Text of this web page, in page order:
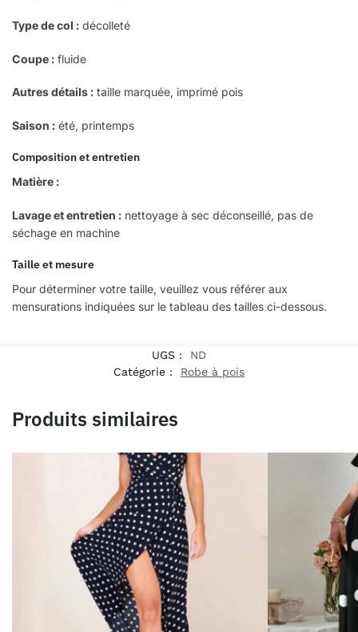
Type de col : décolleté
Coupe : fluide
Autres détails : taille marquée, imprimé pois
Saison : été, printemps
Composition et entretien
Matière :
Lavage et entretien : nettoyage à sec déconseillé, pas de
séchage en machine
Taille et mesure
Pour déterminer votre taille, veuillez vous référer aux
mensurations indiquées sur le tableau des tailles ci-dessous.
UGS :
ND
Catégorie :
Robe à pois
Produits similaires